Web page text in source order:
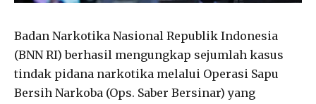
Badan Narkotika Nasional Republik Indonesia
(BNN RI) berhasil mengungkap sejumlah kasus
tindak pidana narkotika melalui Operasi Sapu
Bersih Narkoba (Ops. Saber Bersinar) yang